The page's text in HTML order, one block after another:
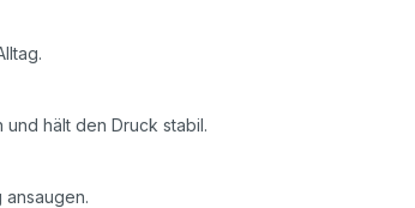
hält den Druck stabil.